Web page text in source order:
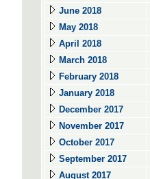
June 2018
May 2018
April 2018
March 2018
February 2018
January 2018
December 2017
November 2017
October 2017
September 2017
August 2017